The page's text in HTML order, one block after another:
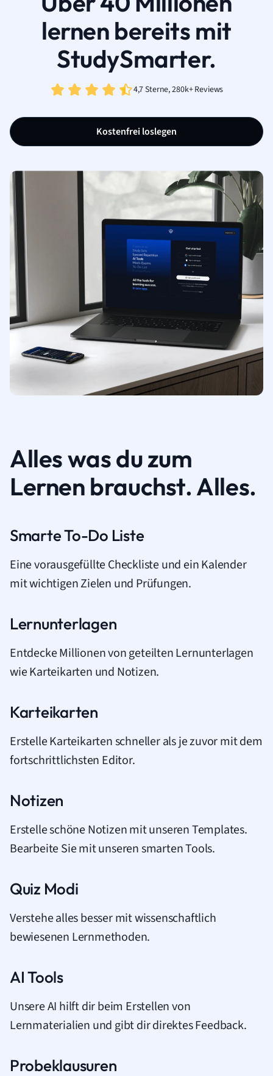
lernen bereits mit
StudySmarter.
4,7 Sterne, 280k+ Reviews
Kostenfrei loslegen
Alles was du zum
Lernen brauchst. Alles.
Smarte To-Do Liste
Eine vorausgefüllte Checkliste und ein Kalender
mit wichtigen Zielen und Prüfungen.
Lernunterlagen
Entdecke Millionen von geteilten Lernunterlagen
wie Karteikarten und Notizen.
Karteikarten
Erstelle Karteikarten schneller als je zuvor mit dem
fortschrittlichsten Editor.
Notizen
Erstelle schöne Notizen mit unseren Templates.
Bearbeite Sie mit unseren smarten Tools.
Quiz Modi
Verstehe alles besser mit wissenschaftlich
bewiesenen Lernmethoden.
AI Tools
Unsere AI hilft dir beim Erstellen von
Lernmaterialien und gibt dir direktes Feedback.
Probeklausuren